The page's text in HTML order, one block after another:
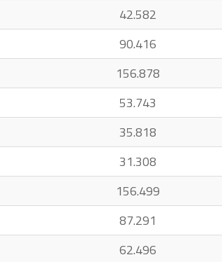
42.582
90.416
156.878
53.743
35.818
31.308
156.499
87.291
62.496